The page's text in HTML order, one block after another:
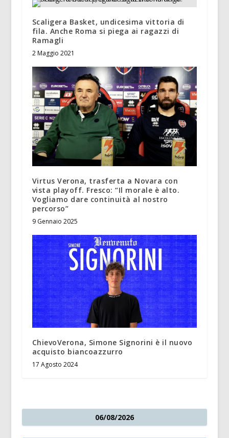
Scaligera Basket, undicesima vittoria di
fila. Anche Roma si piega ai ragazzi di
Ramagli
2 Maggio 2021
Virtus Verona, trasferta a Novara con
vista playoff. Fresco: “Il morale è alto.
Vogliamo dare continuità al nostro
percorso”
9 Gennaio 2025
ChievoVerona, Simone Signorini è il nuovo
acquisto biancoazzurro
17 Agosto 2024
06/08/2026